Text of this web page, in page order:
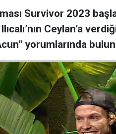
Survivor 2023
Ceylan’a
yorumlarında